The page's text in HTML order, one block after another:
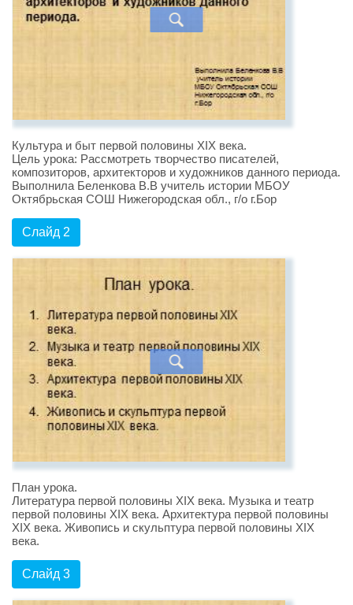
Культура и быт первой половины XIX века.
Цель урока: Рассмотреть творчество писателей,
композиторов, архитекторов и художников данного периода.
Выполнила Беленкова В.В учитель истории МБОУ
Октябрьская СОШ Нижегородская обл., г/о г.Бор
Слайд 2
План урока.
Литература первой половины XIX века. Музыка и театр
первой половины XIX века. Архитектура первой половины
XIX века. Живопись и скульптура первой половины XIX
века.
Слайд 3